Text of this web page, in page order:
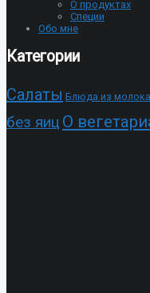
О продуктах
Специи
Обо мне
Категории
Cалаты Блюда из молока
без яиц О